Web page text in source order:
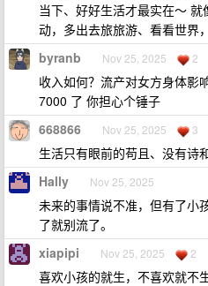
当下、好好生活才最实在～
动，多出去旅旅游、看看世界
byranb Nov 25, 2025 2
收入如何？流产对女方身体影
7000 了 你担心个锤子
668866 Nov 25, 2025 3
生活只有眼前的苟且、没有诗
Hally Nov 25, 2025
未来的事情说不准，但有了小
了就别流了。
xiapipi Nov 25, 2025 2
喜欢小孩的就生，不喜欢就不